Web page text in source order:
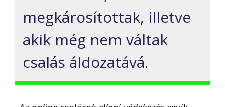
megkárosítottak, illetve
akik még nem váltak
csalás áldozatává.